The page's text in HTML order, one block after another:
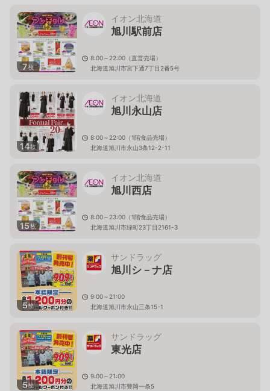
7枚
イオン北海道
旭川駅前店
8:00～22:00（直営売場）
北海道旭川市宮下通7丁目2番5号
14枚
イオン北海道
旭川永山店
8:00～22:00（1階食品売場）
北海道旭川市永山3条12-2-11
15枚
イオン北海道
旭川西店
8:00～23:00（1階食品売場）
北海道旭川市緑町23丁目2161-3
5枚
サンドラッグ
旭川シ－ナ店
9:00～21:00
北海道旭川市永山三条15-1
5枚
サンドラッグ
東光店
9:00～21:00
北海道旭川市豊岡一条5